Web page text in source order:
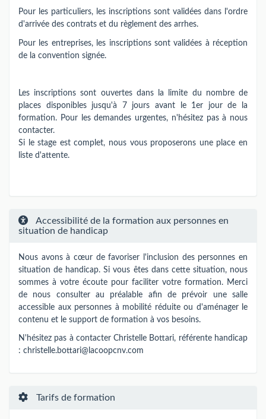
Pour les particuliers, les inscriptions sont validées dans l'ordre
d'arrivée des contrats et du règlement des arrhes.
Pour les entreprises, les inscriptions sont validées à réception
de la convention signée.
Les inscriptions sont ouvertes dans la limite du nombre de
places disponibles jusqu'à 7 jours avant le 1er jour de la
formation. Pour les demandes urgentes, n'hésitez pas à nous
contacter.
Si le stage est complet, nous vous proposerons une place en
liste d'attente.
Accessibilité de la formation aux personnes en
situation de handicap
Nous avons à cœur de favoriser l'inclusion des personnes en
situation de handicap. Si vous êtes dans cette situation, nous
sommes à votre écoute pour faciliter votre formation. Merci
de nous consulter au préalable afin de prévoir une salle
accessible aux personnes à mobilité réduite ou d'aménager le
contenu et le support de formation à vos besoins.
N'hésitez pas à contacter Christelle Bottari, référente handicap
: christelle.bottari@lacoopcnv.com
Tarifs de formation